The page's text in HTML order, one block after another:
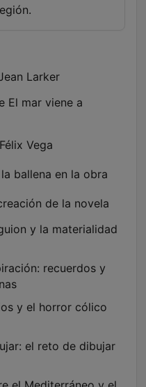
Larker
El mar viene a
Vega
ballena en la obra
de la novela
y la materialidad
recuerdos y
y el horror cólico
el reto de dibujar